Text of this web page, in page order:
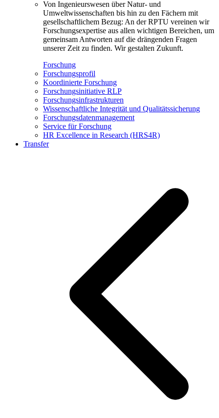
Von Ingenieurswesen über Natur- und
Umweltwissenschaften bis hin zu den Fächern mit
gesellschaftlichem Bezug: An der RPTU vereinen wir
Forschungsexpertise aus allen wichtigen Bereichen, um
gemeinsam Antworten auf die drängenden Fragen
unserer Zeit zu finden. Wir gestalten Zukunft.
Forschung
Forschungsprofil
Koordinierte Forschung
Forschungsinitiative RLP
Forschungsinfrastrukturen
Wissenschaftliche Integrität und Qualitätssicherung
Forschungsdatenmanagement
Service für Forschung
HR Excellence in Research (HRS4R)
Transfer